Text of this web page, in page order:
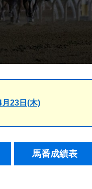
オンシリーズ競走
売情報(PDF)
月23日(木)
馬番成績表